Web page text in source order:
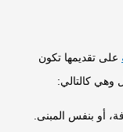
تقديمها تكون
كالتالي:
بنفس المبنى.